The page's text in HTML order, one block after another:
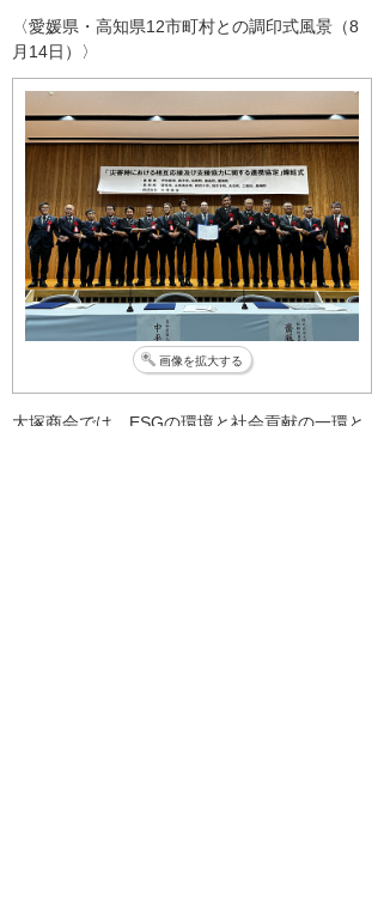
〈愛媛県・高知県12市町村との調印式風景（8
月14日）〉
画像を拡大する
大塚商会では、ESGの環境と社会貢献の一環と